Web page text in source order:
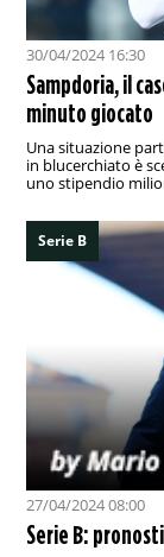
30/04/2024 16:30
Sampdoria, il
minuto giocato
Una situazione
in blucerchiato è
uno stipendio
Serie B
27/04/2024 08:00
Serie B: